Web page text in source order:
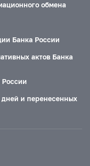
обмена
Банка России
актов Банка
России
и перенесенных